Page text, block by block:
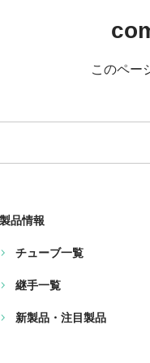
このペー
製品情報
チューブ一覧
継手一覧
新製品・注目製品